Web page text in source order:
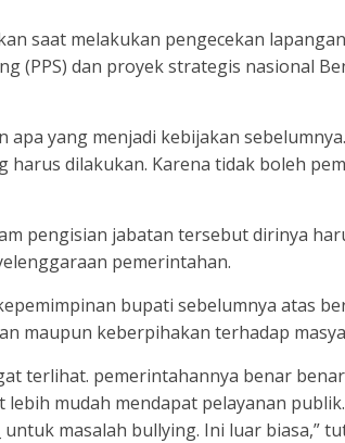
saat melakukan pengecekan
(PPS) dan proyek strategis nasional
apa yang menjadi kebijakan
harus dilakukan. Karena tidak boleh
pengisian jabatan tersebut dirinya
pemerintahan.
bupati sebelumnya atas
maupun keberpihakan terhadap
terlihat. pemerintahannya benar
lebih mudah mendapat pelayanan
untuk masalah bullying. Ini luar biasa,”